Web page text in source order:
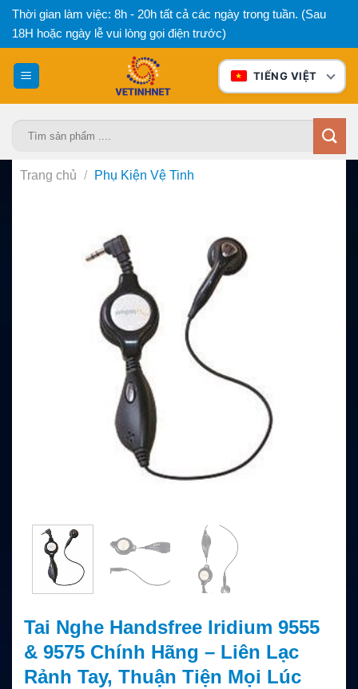
Bỏ
qua
nội
dung
Thời gian làm việc: 8h - 20h tất cả các ngày trong tuần. (Sau
18H hoặc ngày lễ vui lòng gọi điện trước)
TIẾNG VIỆT
Trang chủ / Phụ Kiện Vệ Tinh
Tai Nghe Handsfree Iridium 9555
& 9575 Chính Hãng – Liên Lạc
Rảnh Tay, Thuận Tiện Mọi Lúc